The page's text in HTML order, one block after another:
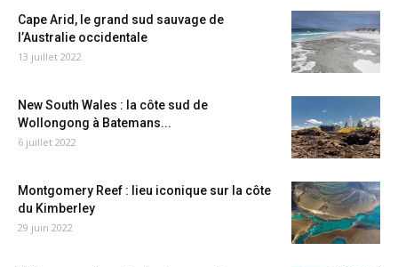
Cape Arid, le grand sud sauvage de
l’Australie occidentale
13 juillet 2022
New South Wales : la côte sud de
Wollongong à Batemans...
6 juillet 2022
Montgomery Reef : lieu iconique sur la côte
du Kimberley
29 juin 2022